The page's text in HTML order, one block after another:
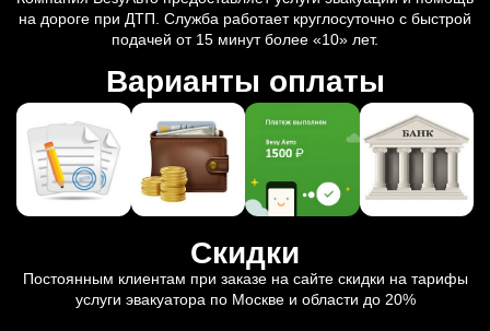
на дороге при ДТП. Служба работает круглосуточно с быстрой
подачей от 15 минут более «10» лет.
Варианты оплаты
Скидки
Постоянным клиентам при заказе на сайте скидки на тарифы
услуги эвакуатора по Москве и области до 20%